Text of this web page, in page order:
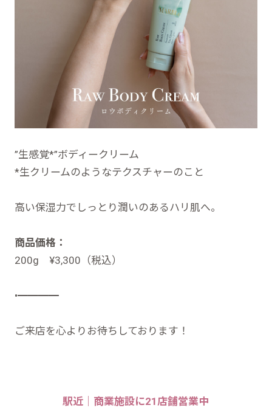
”生感覚*”ボディークリーム
*生クリームのようなテクスチャーのこと
高い保湿力でしっとり潤いのあるハリ肌へ。
商品価格：
200g ¥3,300（税込）
•━━━━
ご来店を心よりお待ちしております！
駅近｜商業施設に21店舗営業中